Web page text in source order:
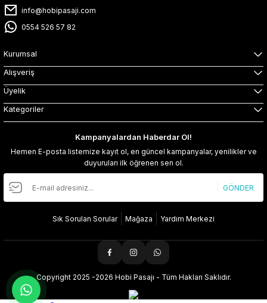
info@hobipasaji.com
0554 526 57 82
Kurumsal
Alışveriş
Üyelik
Kategoriler
Kampanyalardan Haberdar Ol!
Hemen E-posta listemize kayıt ol, en güncel kampanyalar, yenilikler ve
duyuruları ilk öğrenen sen ol.
GÖNDER
Sık Sorulan Sorular Mağaza Yardım Merkezi
Copyright 2025 -2026 Hobi Pasajı - Tüm Hakları Saklıdır.